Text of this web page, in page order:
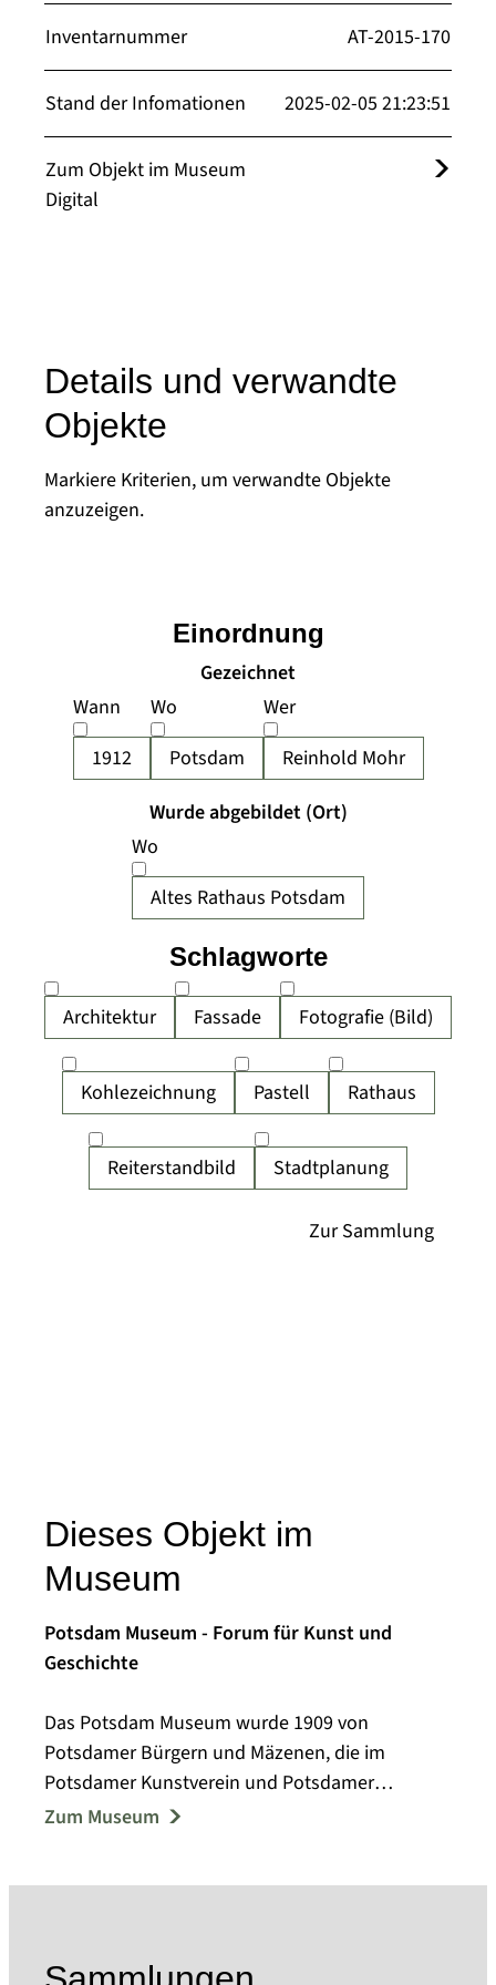
Inventarnummer AT-2015-170
Stand der Infomationen 2025-02-05 21:23:51
Zum Objekt im Museum
Digital
Details und verwandte
Objekte
Markiere Kriterien, um verwandte Objekte
anzuzeigen.
Gezeichnet
Wann
1912
Wo
Potsdam
Wer
Reinhold Mohr
Wurde abgebildet (Ort)
Wo
Altes Rathaus Potsdam
Architektur Fassade Fotografie (Bild)
Kohlezeichnung Pastell Rathaus
Reiterstandbild Stadtplanung
Einordnung
Schlagworte
Dieses Objekt im
Museum
Potsdam Museum - Forum für Kunst und
Geschichte
Das Potsdam Museum wurde 1909 von
Potsdamer Bürgern und Mäzenen, die im
Potsdamer Kunstverein und Potsdamer
Museumsverein aktiv waren, als Städtisches
Wert dem städtischen Museum übergeben.
Zum Museum